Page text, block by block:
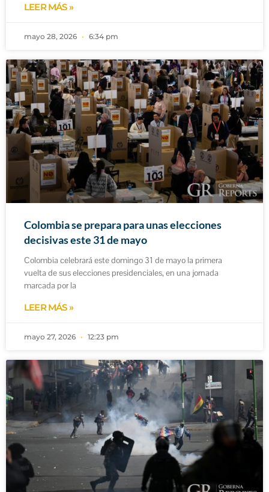
LEER MÁS »
mayo 28, 2026 6:34 pm
Colombia se prepara para unas elecciones
decisivas este 31 de mayo
Colombia celebrará este domingo 31 de mayo la primera
vuelta de sus elecciones presidenciales, en una jornada
marcada por la
LEER MÁS »
mayo 27, 2026 12:23 pm